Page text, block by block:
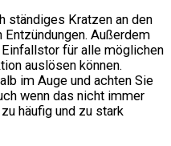
ständiges Kratzen an den
Außerdem
für alle möglichen
auslösen können.
im Auge und achten Sie
wenn das nicht immer
häufig und zu stark